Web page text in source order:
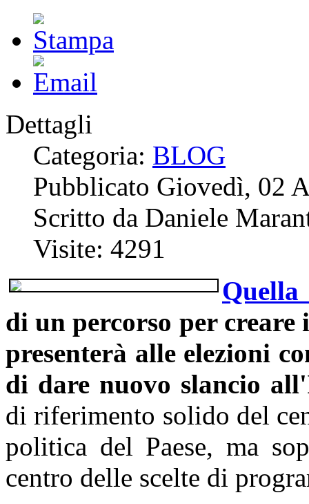
Dettagli
Categoria: BLOG
Pubblicato Giovedì, 02
Scritto da Daniele
Visite: 4291
Quella
di un percorso per creare
presenterà alle elezioni
di dare nuovo slancio
di riferimento solido del
politica del Paese, ma
centro delle scelte di